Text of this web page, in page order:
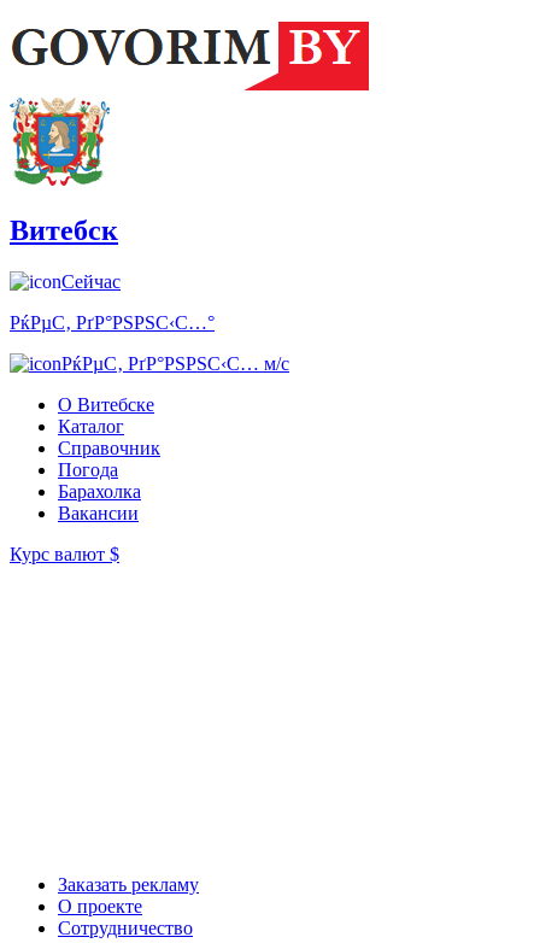
Витебск
Сейчас
РќРµС‚ РґР°РЅРЅС‹С…°
РќРµС‚ РґР°РЅРЅС‹С… м/с
О Витебске
Каталог
Справочник
Погода
Барахолка
Вакансии
Курс валют $
Заказать рекламу
О проекте
Сотрудничество